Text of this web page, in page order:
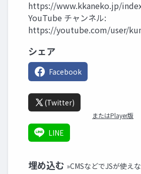
https://www.kkaneko.jp/
YouTube チャンネル:
https://youtube.com/user/
シェア
Facebook
(Twitter)
またはPlayer版
LINE
埋め込む »CMSなどでJSが使え